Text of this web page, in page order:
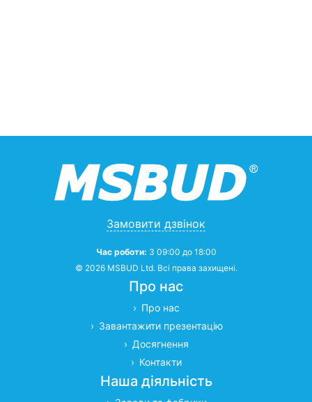
Замовити дзвінок
Час роботи: З 09:00 до 18:00
© 2026 MSBUD Ltd. Всі права захищені.
Про нас
Про нас
Завантажити презентацію
Досягнення
Контакти
Наша діяльність